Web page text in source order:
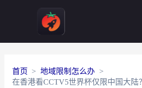
首页
地域限制怎么办
在香港看CCTV5世界杯仅限中国大陆